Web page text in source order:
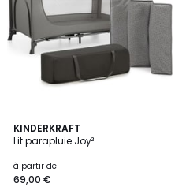
KINDERKRAFT
Lit parapluie Joy²
à partir de
69,00 €
3
Couleurs